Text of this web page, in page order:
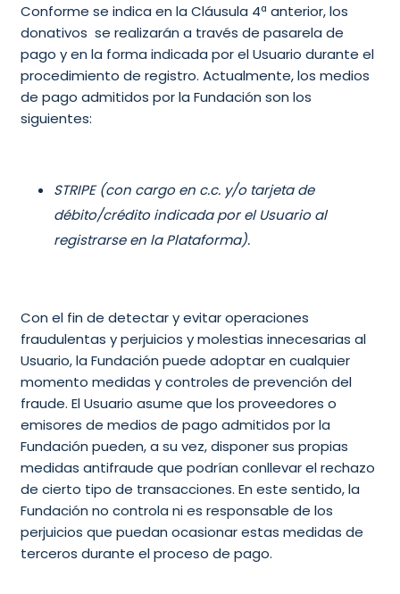
Conforme se indica en la Cláusula 4ª anterior, los
donativos se realizarán a través de pasarela de
pago y en la forma indicada por el Usuario durante el
procedimiento de registro. Actualmente, los medios
de pago admitidos por la Fundación son los
siguientes:
STRIPE (con cargo en c.c. y/o tarjeta de
débito/crédito indicada por el Usuario al
registrarse en la Plataforma).
Con el fin de detectar y evitar operaciones
fraudulentas y perjuicios y molestias innecesarias al
Usuario, la Fundación puede adoptar en cualquier
momento medidas y controles de prevención del
fraude. El Usuario asume que los proveedores o
emisores de medios de pago admitidos por la
Fundación pueden, a su vez, disponer sus propias
medidas antifraude que podrían conllevar el rechazo
de cierto tipo de transacciones. En este sentido, la
Fundación no controla ni es responsable de los
perjuicios que puedan ocasionar estas medidas de
terceros durante el proceso de pago.